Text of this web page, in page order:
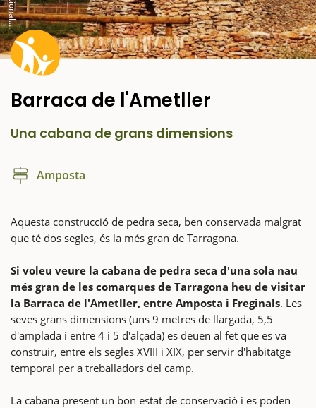
Barraca de l'Ametller
c
t
Una cabana de grans dimensions
Amposta
Aquesta construcció de pedra seca, ben conservada malgrat
que té dos segles, és la més gran de Tarragona.
Si voleu veure la cabana de pedra seca d'una sola nau
més gran de les comarques de Tarragona heu de visitar
la Barraca de l'Ametller, entre Amposta i Freginals. Les
seves grans dimensions (uns 9 metres de llargada, 5,5
d'amplada i entre 4 i 5 d'alçada) es deuen al fet que es va
construir, entre els segles XVIII i XIX, per servir d'habitatge
temporal per a treballadors del camp.
La cabana present un bon estat de conservació i es poden